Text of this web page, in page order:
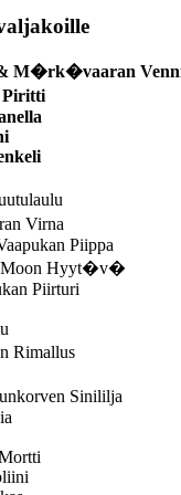
M�rk�vaaran
Virna
Piippa
Moon Hyyt�v�
Piirturi
Rimallus
Sinililja